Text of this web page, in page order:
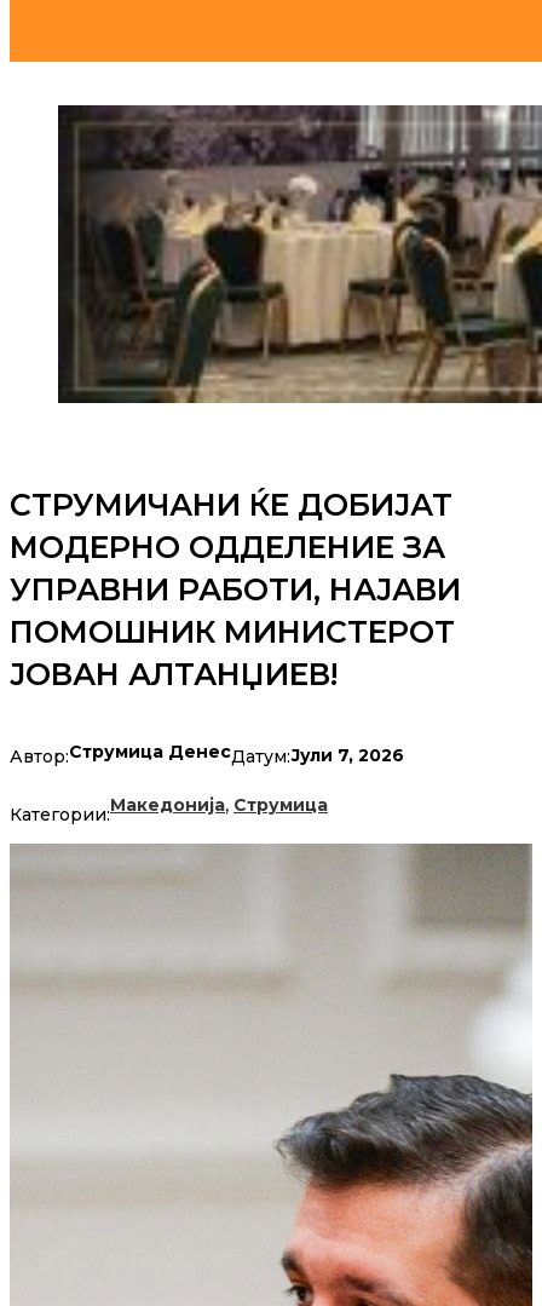
СТРУМИЧАНИ ЌЕ ДОБИЈАТ
МОДЕРНО ОДДЕЛЕНИЕ ЗА
УПРАВНИ РАБОТИ, НАЈАВИ
ПОМОШНИК МИНИСТЕРОТ
ЈОВАН АЛТАНЏИЕВ!
Автор:Струмица ДенесДатум:Јули 7, 2026
Категории:Македонија, Струмица